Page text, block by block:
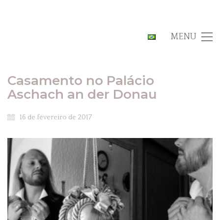
MENU
Casamento no Palácio
Aschach an der Donau
16 de fevereiro de 2017